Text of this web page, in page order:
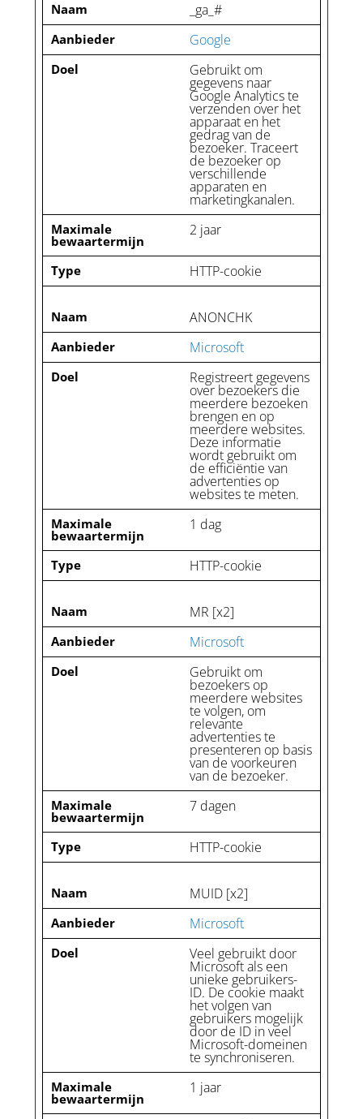
Naam _ga_#
Aanbieder Google
Doel Gebruikt om
gegevens naar
Google Analytics te
verzenden over het
apparaat en het
gedrag van de
bezoeker. Traceert
de bezoeker op
verschillende
apparaten en
marketingkanalen.
Maximale
bewaartermijn
2 jaar
Type HTTP-cookie
Naam ANONCHK
Aanbieder Microsoft
Doel Registreert gegevens
over bezoekers die
meerdere bezoeken
brengen en op
meerdere websites.
Deze informatie
wordt gebruikt om
de efficiëntie van
advertenties op
websites te meten.
Maximale
bewaartermijn
1 dag
Type HTTP-cookie
Naam MR [x2]
Aanbieder Microsoft
Doel Gebruikt om
bezoekers op
meerdere websites
te volgen, om
relevante
advertenties te
presenteren op basis
van de voorkeuren
van de bezoeker.
Maximale
bewaartermijn
7 dagen
Type HTTP-cookie
Naam MUID [x2]
Aanbieder Microsoft
Doel Veel gebruikt door
Microsoft als een
unieke gebruikers-
ID. De cookie maakt
het volgen van
gebruikers mogelijk
door de ID in veel
Microsoft-domeinen
te synchroniseren.
Maximale
bewaartermijn
1 jaar